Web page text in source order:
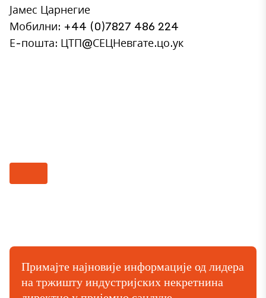
Јамес Царнегие
Мобилни: +44 (0)7827 486 224
Е-пошта: ЦТП@СЕЦНевгате.цо.ук
Примајте најновије информације од лидера
на тржишту индустријских некретнина